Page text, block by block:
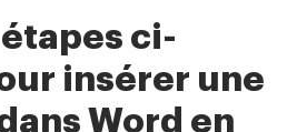
ci-
insérer une
Word en